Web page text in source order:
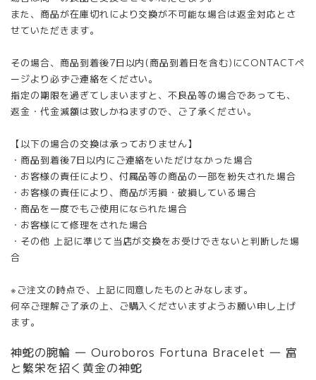
また、商品が在庫切れにより交換が不可能な場合は返金対応とさ
せていただきます。
その場合、商品到着後7日以内(商品到着日を含む)にCONTACTペ
ージより必ずご連絡をください。
指定の期限を過ぎてしまいますと、不良品等の場合であっても、
返金・代金減額は致しかねますので、ご了承ください。
【以下の場合の交換は承っておりません】
・商品到着後7日以内にご連絡をいただけなかった場合
・お客様の責任により、付属品等の商品の一部を紛失された場合
・お客様の責任により、商品が汚損・破損している場合
・商品を一度でもご使用になられた場合
・お客様にて修理をされた場合
・その他 上記に準じて当店が交換をお受けできないと判断した場
合
※ご注文の時点で、上記に同意したものとみなします。
何卒ご理解ご了承の上、ご購入くださいますようお願い申し上げ
ます。
神蛇の腕輪 ― Ouroboros Fortuna Bracelet ― 富
と繁栄を招く黄金の神蛇